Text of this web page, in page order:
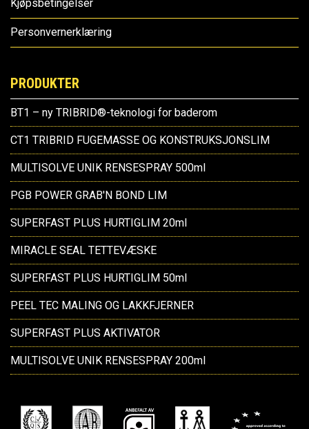
Kjøpsbetingelser
Personvernerklæring
PRODUKTER
BT1 – ny TRIBRID®-teknologi for baderom
CT1 TRIBRID FUGEMASSE OG KONSTRUKSJONSLIM
MULTISOLVE UNIK RENSESPRAY 500ml
PGB POWER GRAB'N BOND LIM
SUPERFAST PLUS HURTIGLIM 20ml
MIRACLE SEAL TETTEVÆSKE
SUPERFAST PLUS HURTIGLIM 50ml
PEEL TEC MALING OG LAKKFJERNER
SUPERFAST PLUS AKTIVATOR
MULTISOLVE UNIK RENSESPRAY 200ml